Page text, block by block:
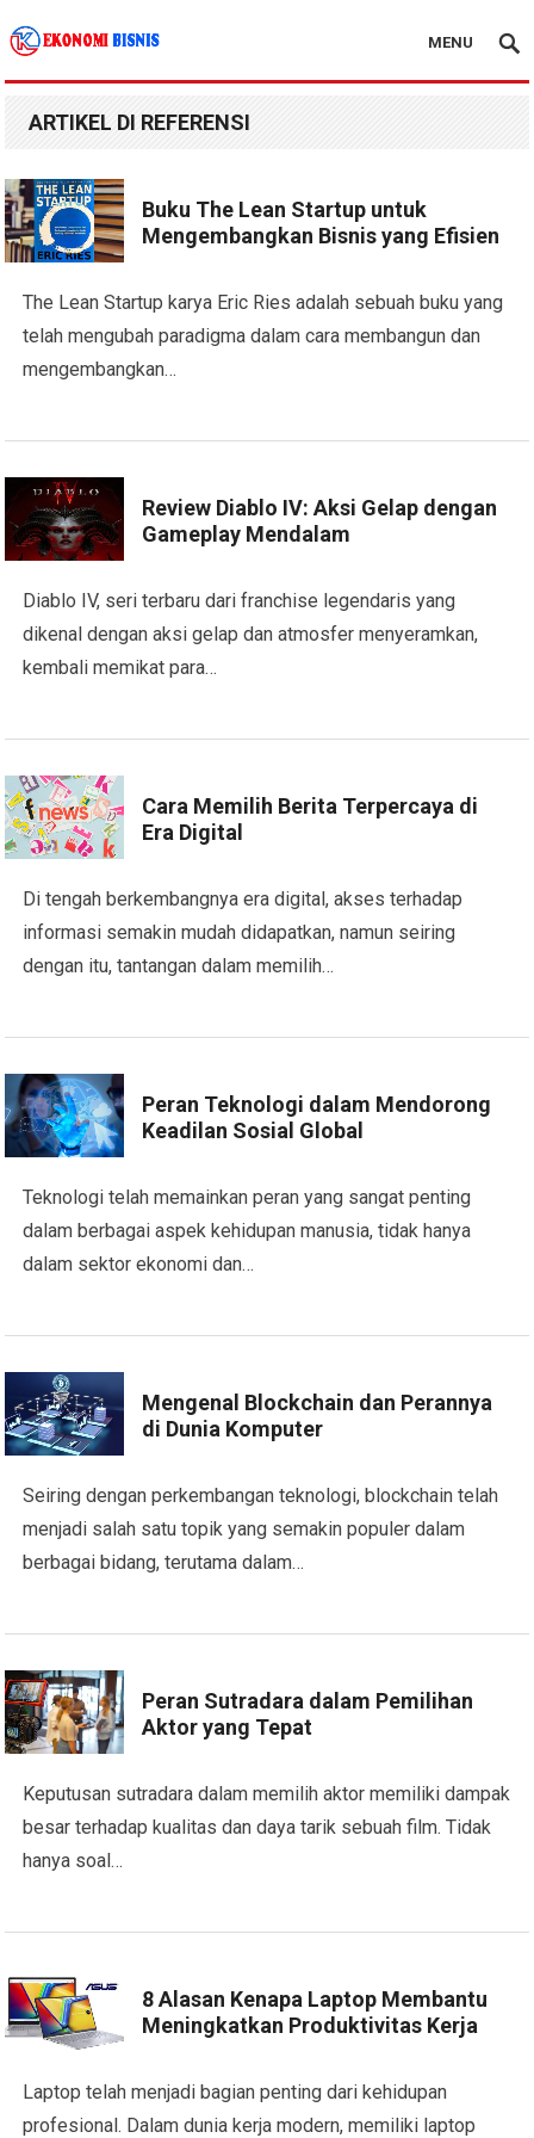
Kanal Ekonomi Bisnis
MENU
ARTIKEL DI REFERENSI
Buku The Lean Startup untuk
Mengembangkan Bisnis yang Efisien
The Lean Startup karya Eric Ries adalah sebuah buku yang
telah mengubah paradigma dalam cara membangun dan
mengembangkan…
Review Diablo IV: Aksi Gelap dengan
Gameplay Mendalam
Diablo IV, seri terbaru dari franchise legendaris yang
dikenal dengan aksi gelap dan atmosfer menyeramkan,
kembali memikat para…
Cara Memilih Berita Terpercaya di
Era Digital
Di tengah berkembangnya era digital, akses terhadap
informasi semakin mudah didapatkan, namun seiring
dengan itu, tantangan dalam memilih…
Peran Teknologi dalam Mendorong
Keadilan Sosial Global
Teknologi telah memainkan peran yang sangat penting
dalam berbagai aspek kehidupan manusia, tidak hanya
dalam sektor ekonomi dan…
Mengenal Blockchain dan Perannya
di Dunia Komputer
Seiring dengan perkembangan teknologi, blockchain telah
menjadi salah satu topik yang semakin populer dalam
berbagai bidang, terutama dalam…
Peran Sutradara dalam Pemilihan
Aktor yang Tepat
Keputusan sutradara dalam memilih aktor memiliki dampak
besar terhadap kualitas dan daya tarik sebuah film. Tidak
hanya soal…
8 Alasan Kenapa Laptop Membantu
Meningkatkan Produktivitas Kerja
Laptop telah menjadi bagian penting dari kehidupan
profesional. Dalam dunia kerja modern, memiliki laptop